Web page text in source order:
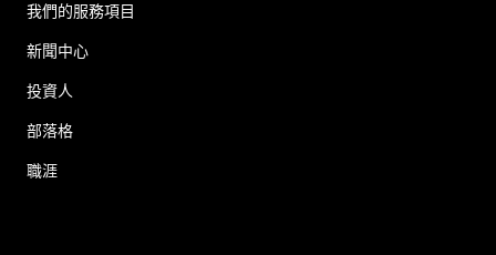
我們的服務項目
新聞中心
投資人
部落格
職涯